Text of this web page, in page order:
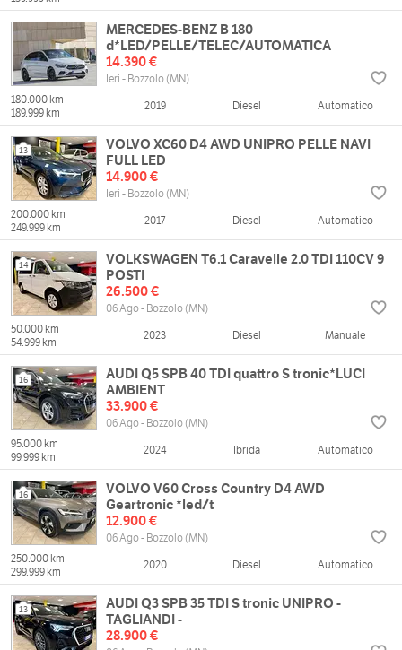
MERCEDES-BENZ B 180
d*LED/PELLE/TELEC/AUTOMATICA
14.390 €
Ieri - Bozzolo (MN)
180.000 km
189.999 km
2019 Diesel Automatico
13
VOLVO XC60 D4 AWD UNIPRO PELLE NAVI
FULL LED
14.900 €
Ieri - Bozzolo (MN)
200.000 km
249.999 km
2017 Diesel Automatico
14
VOLKSWAGEN T6.1 Caravelle 2.0 TDI 110CV 9
POSTI
26.500 €
06 Ago - Bozzolo (MN)
50.000 km
54.999 km
2023 Diesel Manuale
16
AUDI Q5 SPB 40 TDI quattro S tronic*LUCI
AMBIENT
33.900 €
06 Ago - Bozzolo (MN)
95.000 km
99.999 km
2024 Ibrida Automatico
16
VOLVO V60 Cross Country D4 AWD
Geartronic *led/t
12.900 €
06 Ago - Bozzolo (MN)
250.000 km
299.999 km
2020 Diesel Automatico
13
AUDI Q3 SPB 35 TDI S tronic UNIPRO -
TAGLIANDI -
28.900 €